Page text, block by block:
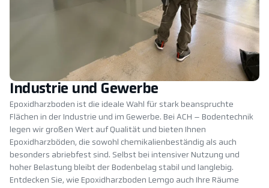
Industrie und Gewerbe
Epoxidharzboden ist die ideale Wahl für stark beanspruchte
Flächen in der Industrie und im Gewerbe. Bei ACH – Bodentechnik
legen wir großen Wert auf Qualität und bieten Ihnen
Epoxidharzböden, die sowohl chemikalienbeständig als auch
besonders abriebfest sind. Selbst bei intensiver Nutzung und
hoher Belastung bleibt der Bodenbelag stabil und langlebig.
Entdecken Sie, wie Epoxidharzboden Lemgo auch Ihre Räume